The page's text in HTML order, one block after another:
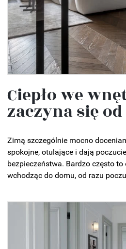
Ciepło we
zaczyna się
Zimą szczególnie mocno
spokojne, otulające i dają poczucie
bezpieczeństwa. Bardzo często to
wchodząc do domu, od razu